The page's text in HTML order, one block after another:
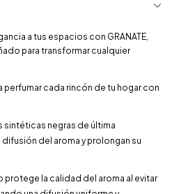
a tus espacios con GRANATE,
para transformar cualquier
perfumar cada rincón de tu hogar con
sintéticas negras de última
del aroma y prolongan su
protege la calidad del aroma al evitar